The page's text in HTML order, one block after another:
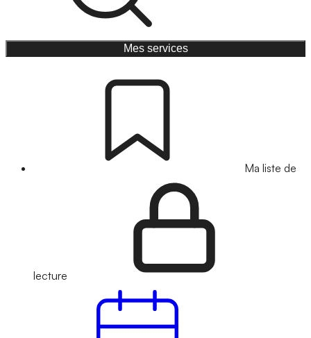
Mes services
Ma liste de
lecture